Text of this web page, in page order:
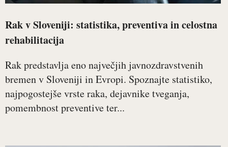
Rak v Sloveniji: statistika, preventiva in celostna
rehabilitacija
Rak predstavlja eno največjih javnozdravstvenih
bremen v Sloveniji in Evropi. Spoznajte statistiko,
najpogostejše vrste raka, dejavnike tveganja,
pomembnost preventive ter...